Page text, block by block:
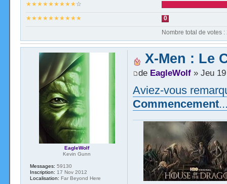
★★★★★★★★★☆
★★★★★★★★★★
0
Nombre total de votes :
X-Men : Le
de EagleWolf» Jeu 19
Aviez-vous
Commencement
EagleWolf
Kevin Gunn
Messages: 59130
Inscription: 17 Nov 2012
Localisation: Far Beyond Here